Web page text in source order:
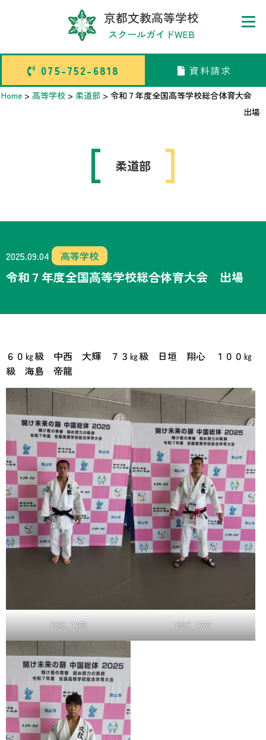
075-752-6818 資料請求
京都文教高等学校
スクールガイドWEB
075-752-6818 資料請求
Home > 高等学校 > 柔道部 > 令和７年度全国高等学校総合体育大会
出場
柔道部
2025.09.04 高等学校
令和７年度全国高等学校総合体育大会 出場
６０㎏級 中西 大輝 ７３㎏級 日垣 翔心 １００㎏
級 海島 帝龍
DSC_1759 DSC_1757